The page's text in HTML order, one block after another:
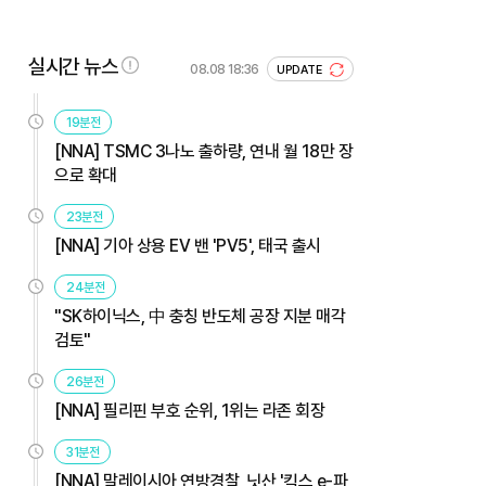
실시간 뉴스 08.08 18:36 UPDATE
19분전
[NNA] TSMC 3나노 출하량, 연내 월 18만 장
으로 확대
23분전
[NNA] 기아 상용 EV 밴 'PV5', 태국 출시
24분전
"SK하이닉스, 中 충칭 반도체 공장 지분 매각
검토"
26분전
[NNA] 필리핀 부호 순위, 1위는 라존 회장
31분전
[NNA] 말레이시아 연방경찰, 닛산 '킥스 e-파